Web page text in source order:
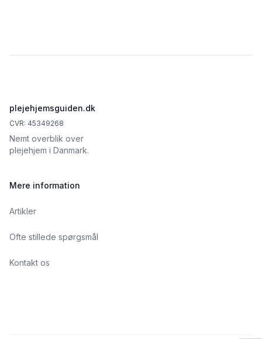
plejehjemsguiden.dk
CVR: 45349268
Nemt overblik over
plejehjem i Danmark.
Mere information
Artikler
Ofte stillede spørgsmål
Kontakt os